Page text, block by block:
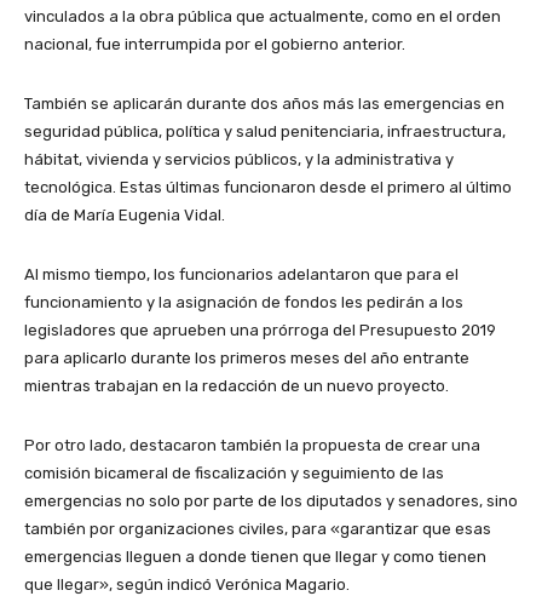
vinculados a la obra pública que actualmente, como en el orden
nacional, fue interrumpida por el gobierno anterior.
También se aplicarán durante dos años más las emergencias en
seguridad pública, política y salud penitenciaria, infraestructura,
hábitat, vivienda y servicios públicos, y la administrativa y
tecnológica. Estas últimas funcionaron desde el primero al último
día de María Eugenia Vidal.
Al mismo tiempo, los funcionarios adelantaron que para el
funcionamiento y la asignación de fondos les pedirán a los
legisladores que aprueben una prórroga del Presupuesto 2019
para aplicarlo durante los primeros meses del año entrante
mientras trabajan en la redacción de un nuevo proyecto.
Por otro lado, destacaron también la propuesta de crear una
comisión bicameral de fiscalización y seguimiento de las
emergencias no solo por parte de los diputados y senadores, sino
también por organizaciones civiles, para «garantizar que esas
emergencias lleguen a donde tienen que llegar y como tienen
que llegar», según indicó Verónica Magario.